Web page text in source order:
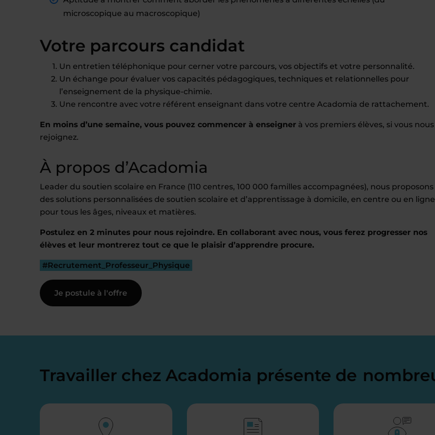
microscopique au macroscopique)
Votre parcours candidat
Un entretien téléphonique pour cerner votre parcours, vos objectifs et votre personnalité.
Un échange pour évaluer vos capacités pédagogiques, techniques et relationnelles pour
l’enseignement de la physique-chimie.
Une rencontre avec votre référent enseignant dans votre centre Acadomia de rattachement.
En moins d’une semaine, vous pouvez commencer à enseigner à vos premiers élèves, si vous nous
rejoignez.
À propos d’Acadomia
Leader du soutien scolaire en France (110 centres, 100 000 familles accompagnées), nous proposons
des solutions personnalisées de soutien scolaire et d’apprentissage à domicile, en centre ou en
pour tous les âges, niveaux et matières.
Postulez en 2 minutes pour nous rejoindre. En collaborant avec nous, vous ferez progresser nos
élèves et leur montrerez tout ce que le plaisir d’apprendre procure.
#Recrutement_Professeur_Physique
Je postule à l'offre
Travailler chez Acadomia présente de